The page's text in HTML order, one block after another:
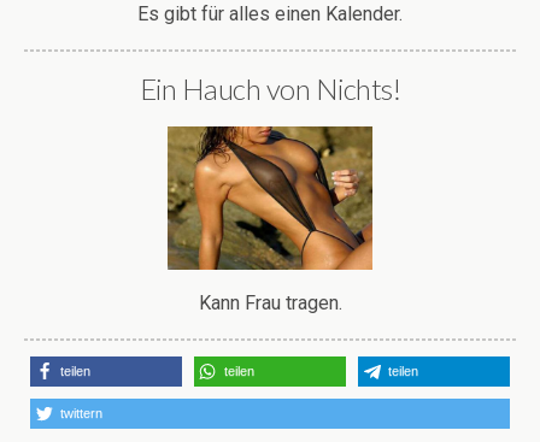
Es gibt für alles einen Kalender.
Ein Hauch von Nichts!
Kann Frau tragen.
teilen teilen teilen
twittern